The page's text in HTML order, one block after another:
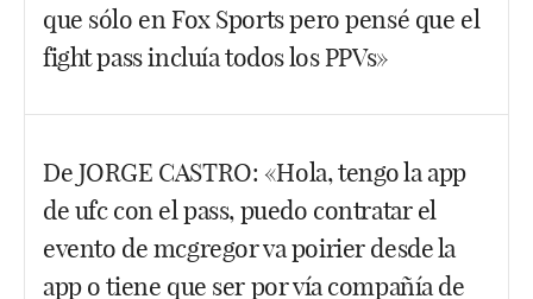
búsqueda pon ‘TUF LATAM’ o ‘TUF LATIN
AMERICA’. Dependiendo lo que pongas te salen
que sólo en Fox Sports pero pensé que el
fight pass incluía todos los PPVs»
eventos principales hasta que no pasan unas
semanas. Siempre ha sido así. Para verlo hay que
comprarlo. Y supongo que solo la gente que tenga
FOX SPORTS y esté en EUA lo podrá ver gratis.
De JORGE CASTRO: «Hola, tengo la app
de ufc con el pass, puedo contratar el
evento de mcgregor va poirier desde la
app o tiene que ser por vía compañía de